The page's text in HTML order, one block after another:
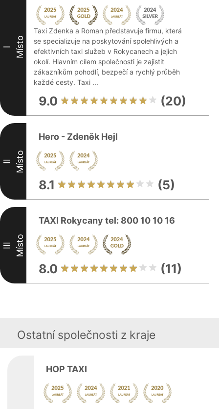
I Místo
Taxi Zdenka a Roman představuje firmu, která
se specializuje na poskytování spolehlivých a
efektivních taxi služeb v Rokycanech a jejich
okolí. Hlavním cílem společnosti je zajistit
zákazníkům pohodlí, bezpečí a rychlý průběh
každé cesty. Taxi ...
9.0 (20)
II Místo
Hero - Zdeněk Hejl
8.1 (5)
III Místo
TAXI Rokycany tel: 800 10 10 16
8.0 (11)
Ostatní společnosti z kraje
HOP TAXI